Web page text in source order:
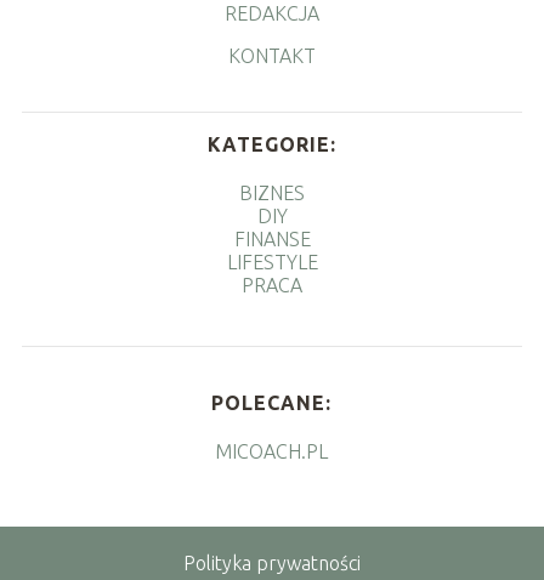
REDAKCJA
KONTAKT
KATEGORIE:
BIZNES
DIY
FINANSE
LIFESTYLE
PRACA
POLECANE:
MICOACH.PL
Polityka prywatności